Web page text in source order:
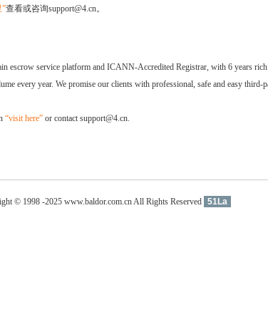
查看或咨询support@4.cn。
escrow service platform and ICANN-Accredited Registrar, with 6 years
every year. We promise our clients with professional, safe and easy third-
“visit here” or contact support@4.cn.
© 1998 -2025 www.baldor.com.cn All Rights Reserved 51La